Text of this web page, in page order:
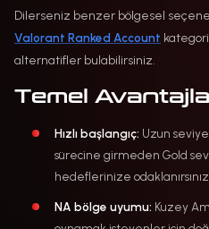
Dilerseniz benzer bölgesel
Valorant Ranked Account
alternatifler bulabilirsiniz.
Temel
Hızlı başlangıç: Uzun
sürecine girmeden Gold
hedeflerinize
NA bölge uyumu: Kuzey